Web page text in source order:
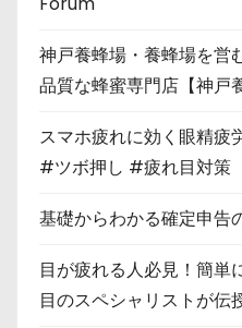
神戸養蜂場・養蜂場を営
品質な蜂蜜専門店【神戸
スマホ疲れに効く眼精
#ツボ押し #疲れ目対策
基礎からわかる確定申告
目が疲れる人必見！簡単
目のスペシャリストが